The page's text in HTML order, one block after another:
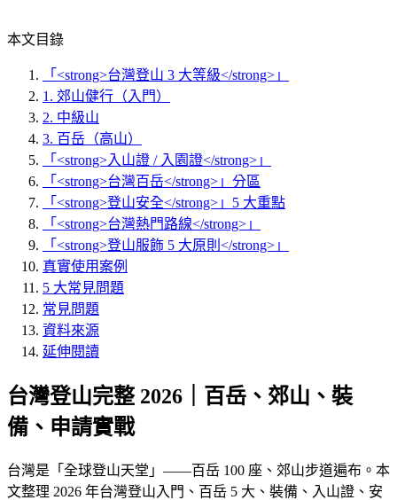
本文目錄
「<strong>台灣登山 3 大等級</strong>」
1. 郊山健行（入門）
2. 中級山
3. 百岳（高山）
「<strong>入山證 / 入園證</strong>」
「<strong>台灣百岳</strong>」分區
「<strong>登山安全</strong>」5 大重點
「<strong>台灣熱門路線</strong>」
「<strong>登山服飾 5 大原則</strong>」
真實使用案例
5 大常見問題
常見問題
資料來源
延伸閱讀
台灣登山完整 2026｜百岳、郊山、裝
備、申請實戰
台灣是「 全球登山天堂 」——百岳 100 座、郊山步道遍布。本
文整理 2026 年台灣登山入門、百岳 5 大、裝備、入山證、安